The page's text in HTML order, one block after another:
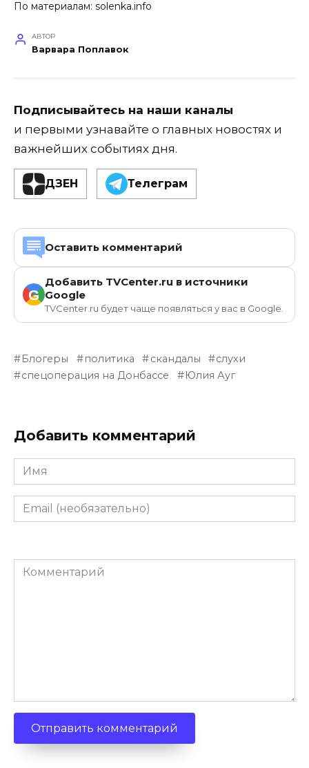
По материалам: solenka.info
АВТОР
Варвара Поплавок
Подписывайтесь на наши каналы
и первыми узнавайте о главных новостях и
важнейших событиях дня.
ДЗЕН Телеграм
Оставить комментарий
G
Добавить TVCenter.ru в источники
Google
TVCenter.ru будет чаще появляться у вас в Google.
Блогеры политика скандалы
слухи
спецоперация на Донбассе
Юлия Ауг
Добавить комментарий
Имя
Email
(необязательно)
Комментарий